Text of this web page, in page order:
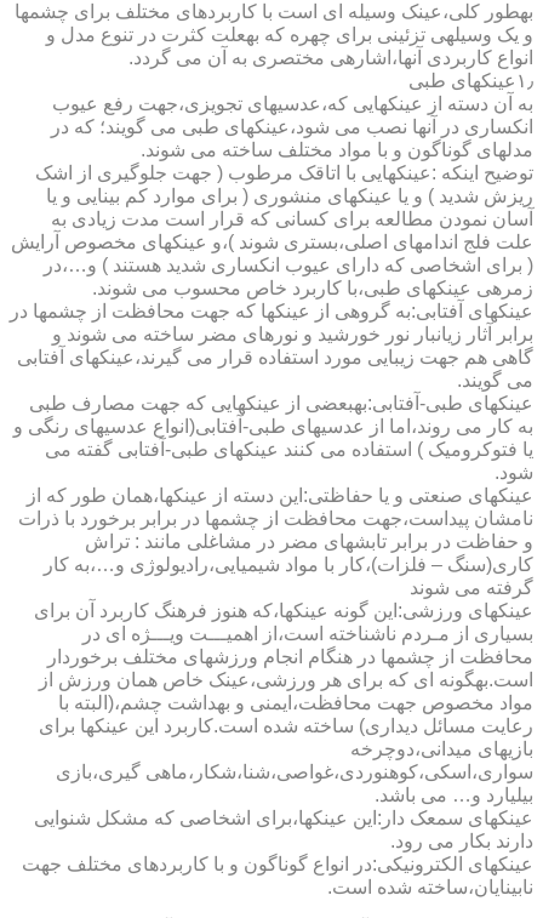
به­طور کلی،عینک وسیله ای است با کاربردهای مختلف برای چشمها
و یک وسیله­ی تزئینی برای چهره که به­علت کثرت در تنوع مدل و
انواع کاربردی آنها،اشاره­ی مختصری به آن می گردد.
۱٫عینکهای طبی
به آن دسته از عینکهایی که،عدسیهای تجویزی،جهت رفع عیوب
انکساری در آنها نصب می شود،عینکهای طبی می گویند؛ که در
مدلهای گوناگون و با مواد مختلف ساخته می شوند.
توضیح اینکه :عینکهایی با اتاقک مرطوب ( جهت جلوگیری از اشک
ریزش شدید ) و یا عینکهای منشوری ( برای موارد کم بینایی و یا
آسان نمودن مطالعه برای کسانی که قرار است مدت زیادی به
علت فلج اندامهای اصلی،بستری شوند )،و عینکهای مخصوص آرایش
( برای اشخاصی که دارای عیوب انکساری شدید هستند ) و…،در
زمره­ی عینکهای طبی،با کاربرد خاص محسوب می شوند.
عینکهای آفتابی:به گروهی از عینکها که جهت محافظت از چشمها در
برابر آثار زیانبار نور خورشید و نورهای مضر ساخته می شوند و
گاهی هم جهت زیبایی مورد استفاده قرار می گیرند،عینکهای آفتابی
می گویند.
عینکهای طبی-آفتابی:به­بعضی از عینکهایی که جهت مصارف طبی
به کار می روند،اما از عدسیهای طبی-آفتابی(انواع عدسیهای رنگی و
یا فتوکرومیک ) استفاده می کنند عینکهای طبی-آفتابی گفته می
شود.
عینکهای صنعتی و یا حفاظتی:این دسته از عینکها،همان طور که از
نامشان پیداست،جهت محافظت از چشمها در برابر برخورد با ذرات
و حفاظت در برابر تابشهای مضر در مشاغلی مانند : تراش
کاری(سنگ – فلزات)،کار با مواد شیمیایی،رادیولوژی و…،به کار
گرفته می شوند
عینکهای ورزشی:این گونه عینکها،که هنوز فرهنگ کاربرد آن برای
بسیاری از مـردم ناشناخته است،از اهمیـــت ویـــژه ای در
محافظت از چشمها در هنگام انجام ورزشهای مختلف برخوردار
است.به­گونه ای که برای هر ورزشی،عینک خاص همان ورزش از
مواد مخصوص جهت محافظت،ایمنی و بهداشت چشم،(البته با
رعایت مسائل دیداری) ساخته شده است.کاربرد این عینکها برای
بازیهای میدانی،دوچرخه
سواری،اسکی،کوهنوردی،غواصی،شنا،شکار،ماهی گیری،بازی
بیلیارد و… می باشد.
عینکهای سمعک دار:این عینکها،برای اشخاصی که مشکل شنوایی
دارند بکار می رود.
عینکهای الکترونیکی:در انواع گوناگون و با کاربردهای مختلف جهت
نابینایان،ساخته شده است.